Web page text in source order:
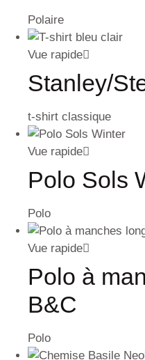
Polaire
Vue rapide
Stanley/
t-shirt classique
Vue rapide
Polo Sols
Polo
Vue rapide
Polo à
B&C
Polo